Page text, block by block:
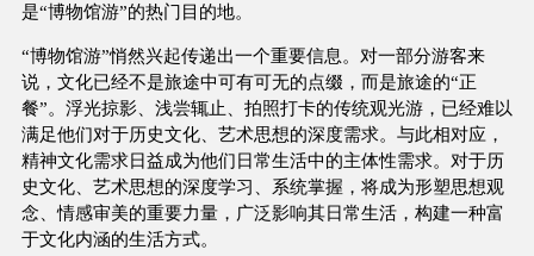
是“博物馆游”的热门目的地。
“博物馆游”悄然兴起传递出一个重要信息。对一部分游客来
说，文化已经不是旅途中可有可无的点缀，而是旅途的“正
餐”。浮光掠影、浅尝辄止、拍照打卡的传统观光游，已经难以
满足他们对于历史文化、艺术思想的深度需求。与此相对应，
精神文化需求日益成为他们日常生活中的主体性需求。对于历
史文化、艺术思想的深度学习、系统掌握，将成为形塑思想观
念、情感审美的重要力量，广泛影响其日常生活，构建一种富
于文化内涵的生活方式。